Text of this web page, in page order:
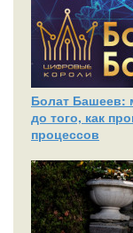
Болат Башеев:
до того, как
процессов